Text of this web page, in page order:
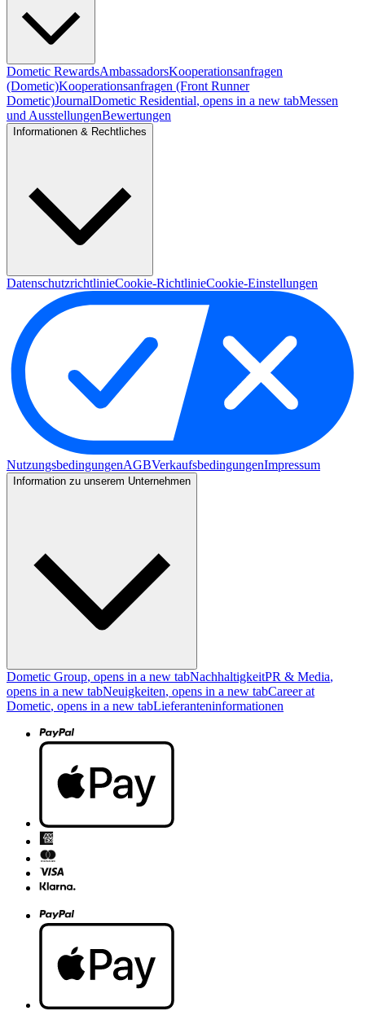
Dometic RewardsAmbassadorsKooperationsanfragen
(Dometic)Kooperationsanfragen (Front Runner
Dometic)JournalDometic Residential, opens in a new tabMessen
und AusstellungenBewertungen
Informationen & Rechtliches
DatenschutzrichtlinieCookie-RichtlinieCookie-Einstellungen
NutzungsbedingungenAGBVerkaufsbedingungenImpressum
Information zu unserem Unternehmen
Dometic Group, opens in a new tabNachhaltigkeitPR & Media,
opens in a new tabNeuigkeiten, opens in a new tabCareer at
Dometic, opens in a new tabLieferanteninformationen